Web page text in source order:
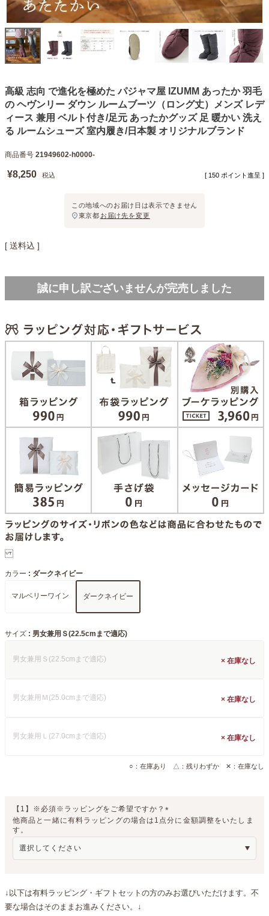
高級 志向 で進化を極めた パジャマ屋 IZUMM あったか 羽毛
の ヘヴンリー ダウン ルームブーツ（ロング丈）メンズ レデ
ィース 兼用 ベルト付き/足元 あったかグッズ 足 暖かい 洗え
る ルームシューズ 室内履き/日本製 オリジナルブランド
商品番号 21949602-h0000-
¥8,250 税込 [ 150 ポイント進呈 ]
この地域へのお届け日は表示できません
東京都 お届け先を変更
送料込
誠に申し訳ございませんが完売しました
【1】※必須※ラッピングをご希望ですか？
(
須
他商品と一緒に有料ラッピングの場合は1点分に金額調整をいたしま
す。
↓以下は有料ラッピング・ギフトセットの方のみお選びいただけます。不
要な場合はそのままお進みください。↓
サイズ 男女兼用Ｓ(22.5cmまで適応)
男女兼用Ｓ(22.5cmまで適応) ×
男女兼用Ｍ(25.0cmまで適応) ×
男女兼用Ｌ(27.0cmまで適応) ×
○：在庫あり △：残りわずか ✕：在庫なし
カラー ダークネイビー
マルベリーワイン ダークネイビー